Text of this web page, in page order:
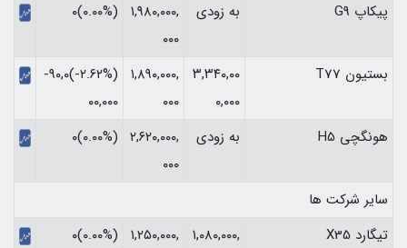
پیکاپ G9 به زودی
۱,۹۸۰,۰۰۰,
۰۰۰
(۰.۰۰%)۰
بستیون T77
۳,۳۴۰,۰۰
۰,۰۰۰
۱,۸۹۰,۰۰۰,
۰۰۰
(‎-۲.۶۲%‏)‎-۹۰,۰
۰۰,۰۰۰‏
هونگچی H5
به زودی
۲,۶۲۰,۰۰۰,
۰۰۰
(۰.۰۰%)۰
سایر شرکت ها
تیگارد X35
۱,۰۸۰,۰۰۰,
۱,۲۵۰,۰۰۰,
(۰.۰۰%)۰